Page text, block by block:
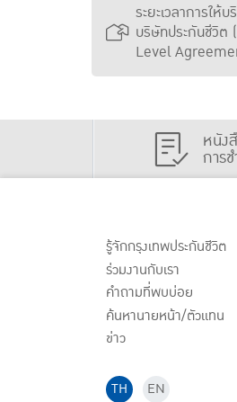
ระยะเวลาการให้บ
บริษัทประกันชีวิต
Level
หนัง
การช
รู้จักกรุงเทพประกันชีวิต
ร่วมงานกับเรา
คำถามที่พบบ่อย
ค้นหานายหน้า/ตัวแทน
ข่าว
TH EN